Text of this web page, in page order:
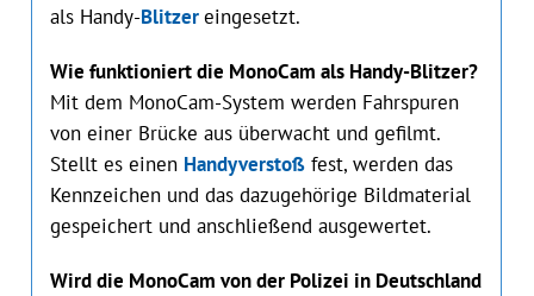
als Handy-Blitzereingesetzt.
Wie funktioniert die MonoCam als Handy-Blitzer?
Mit dem MonoCam-System werden Fahrspuren
von einer Brücke aus überwacht und gefilmt.
Stellt es einen Handyverstoßfest, werden das
Kennzeichen und das dazugehörige Bildmaterial
gespeichert und anschließend ausgewertet.
Wird die MonoCam von der Polizei in Deutschland